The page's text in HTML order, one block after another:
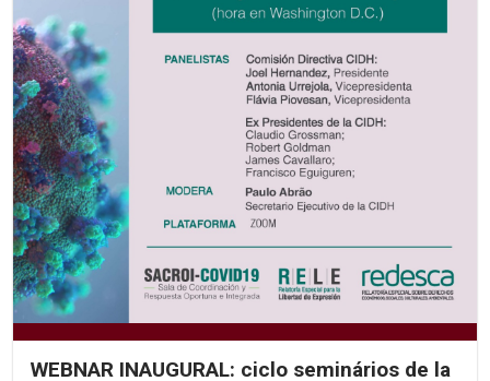
WEBNAR INAUGURAL: ciclo seminários de la